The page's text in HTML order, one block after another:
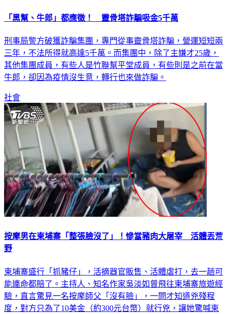
「黑幫、牛郎」都應徵！ 靈骨塔詐騙吸金5千萬
刑事局警方破獲詐騙集團，專門從事靈骨塔詐騙，營運短短兩
三年，不法所得就高達5千萬。而集團中，除了主嫌才25歲，
其他集團成員，有些人是竹聯幫平堂成員，有些則是之前在當
牛郎，卻因為疫情沒生意，轉行也來做詐騙。
社會
按摩男在柬埔寨「整張臉沒了」！慘當豬肉大屠宰 活體丟荒
野
柬埔寨盛行「抓豬仔」，活摘器官販售、活體虐打，去一趟可
能連命都賠了。主持人、知名作家吳淡如曾飛往柬埔寨旅遊經
驗，直言驚見一名按摩師父「沒有臉」，一問才知道兇殘程
度，對方只為了10美金（約300元台幣）就行兇，讓她驚喊柬